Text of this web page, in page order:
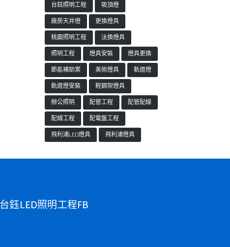
台鈺照明工程
吸頂燈
廠房天井燈
更換燈具
桃園照明工程
汰換燈具
照明工程
燈具安裝
燈具更換
節能補助案
美術燈具
軌道燈
軌道燈安裝
輕鋼架燈具
辦公照明
配管工程
配管配線
配線工程
配電盤工程
飛利浦LED燈具
飛利浦燈具
台鈺LED照明工程FB